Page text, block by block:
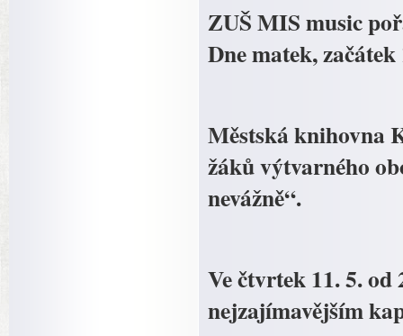
ZUŠ MIS music
Dne matek,
Městská knihovna
žáků výtvarného
nevážně“.
Ve čtvrtek 11. 5.
nejzajímavějším